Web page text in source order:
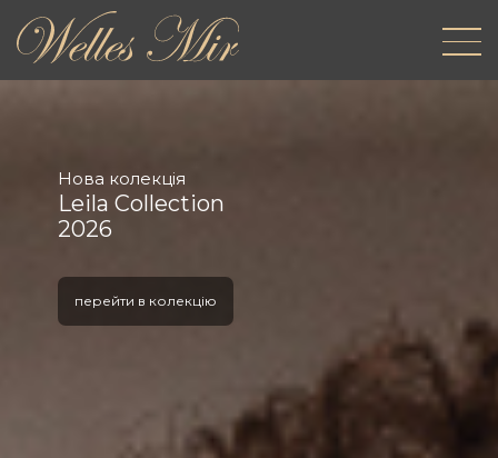
Нова колекція
Leila Collection
2026
перейти в колекцію